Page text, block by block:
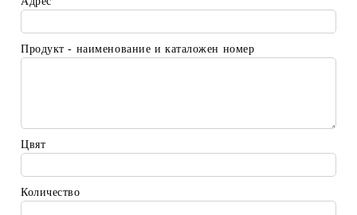
Продукт - наименование и каталожен номер
Цвят
Количество